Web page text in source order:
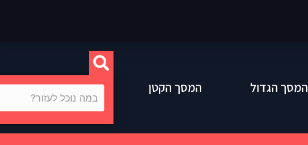
המסך הגדול המסך הקטן